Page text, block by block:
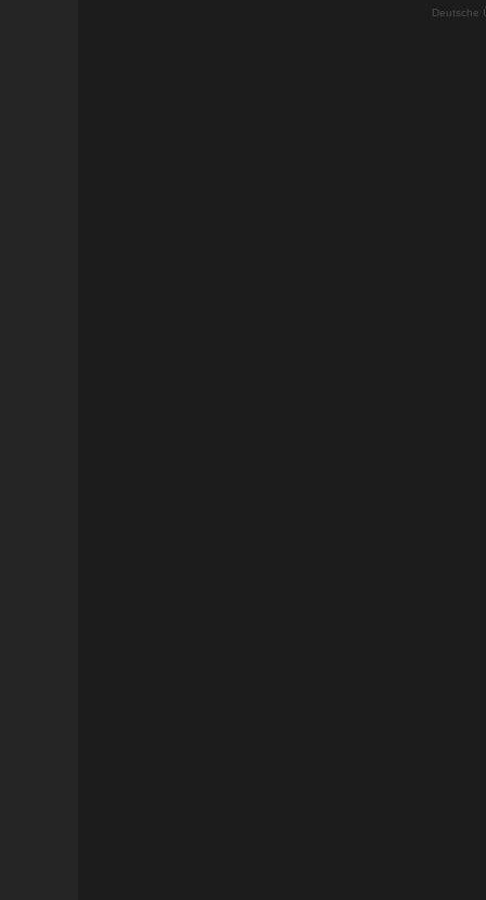
Deutsche